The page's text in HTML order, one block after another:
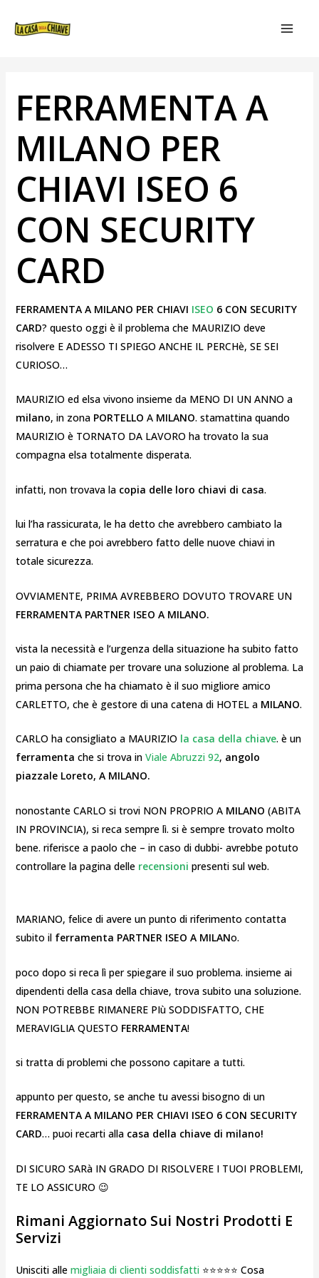
FERRAMENTA A
MILANO PER
CHIAVI ISEO 6
CON SECURITY
CARD
FERRAMENTA A MILANO PER CHIAVI ISEO 6 CON SECURITY
CARD? questo oggi è il problema che MAURIZIO deve
risolvere E ADESSO TI SPIEGO ANCHE IL PERCHè, SE SEI
CURIOSO…
MAURIZIO ed elsa vivono insieme da MENO DI UN ANNO a
milano, in zona PORTELLO A MILANO. stamattina quando
MAURIZIO è TORNATO DA LAVORO ha trovato la sua
compagna elsa totalmente disperata.
infatti, non trovava la copia delle loro chiavi di casa.
lui l’ha rassicurata, le ha detto che avrebbero cambiato la
serratura e che poi avrebbero fatto delle nuove chiavi in
totale sicurezza.
OVVIAMENTE, PRIMA AVREBBERO DOVUTO TROVARE UN
FERRAMENTA PARTNER ISEO A MILANO.
vista la necessità e l’urgenza della situazione ha subito fatto
un paio di chiamate per trovare una soluzione al problema. La
prima persona che ha chiamato è il suo migliore amico
CARLETTO, che è gestore di una catena di HOTEL a MILANO.
CARLO ha consigliato a MAURIZIO la casa della chiave. è un
ferramenta che si trova in Viale Abruzzi 92, angolo
piazzale Loreto, A MILANO.
nonostante CARLO si trovi NON PROPRIO A MILANO (ABITA
IN PROVINCIA), si reca sempre lì. si è sempre trovato molto
bene. riferisce a paolo che – in caso di dubbi- avrebbe potuto
controllare la pagina delle recensioni presenti sul web.
MARIANO, felice di avere un punto di riferimento contatta
subito il ferramenta PARTNER ISEO A MILANo.
poco dopo si reca lì per spiegare il suo problema. insieme ai
dipendenti della casa della chiave, trova subito una soluzione.
NON POTREBBE RIMANERE PIù SODDISFATTO, CHE
MERAVIGLIA QUESTO FERRAMENTA!
si tratta di problemi che possono capitare a tutti.
appunto per questo, se anche tu avessi bisogno di un
FERRAMENTA A MILANO PER CHIAVI ISEO 6 CON SECURITY
CARD… puoi recarti alla casa della chiave di milano!
DI SICURO SARà IN GRADO DI RISOLVERE I TUOI PROBLEMI,
TE LO ASSICURO 😉
Rimani Aggiornato Sui Nostri Prodotti E
Servizi
Unisciti alle migliaia di clienti soddisfatti⭐⭐⭐⭐⭐ Cosa
ARTICOLI